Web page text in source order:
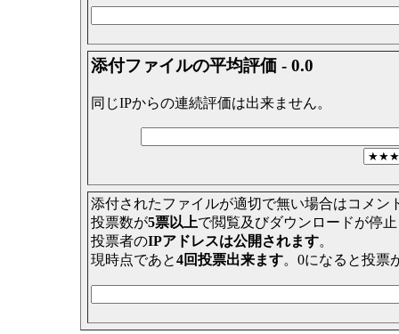
添付ファイルの平均評価 - 0.0
同じIPからの連続評価は出来ません。
添付されたファイルが適切で無い場合はコメ
投票数が5票以上で閲覧及びダウンロードが停
投票者のIPアドレスは公開されます。
現時点であと4回投票出来ます。0になると投票